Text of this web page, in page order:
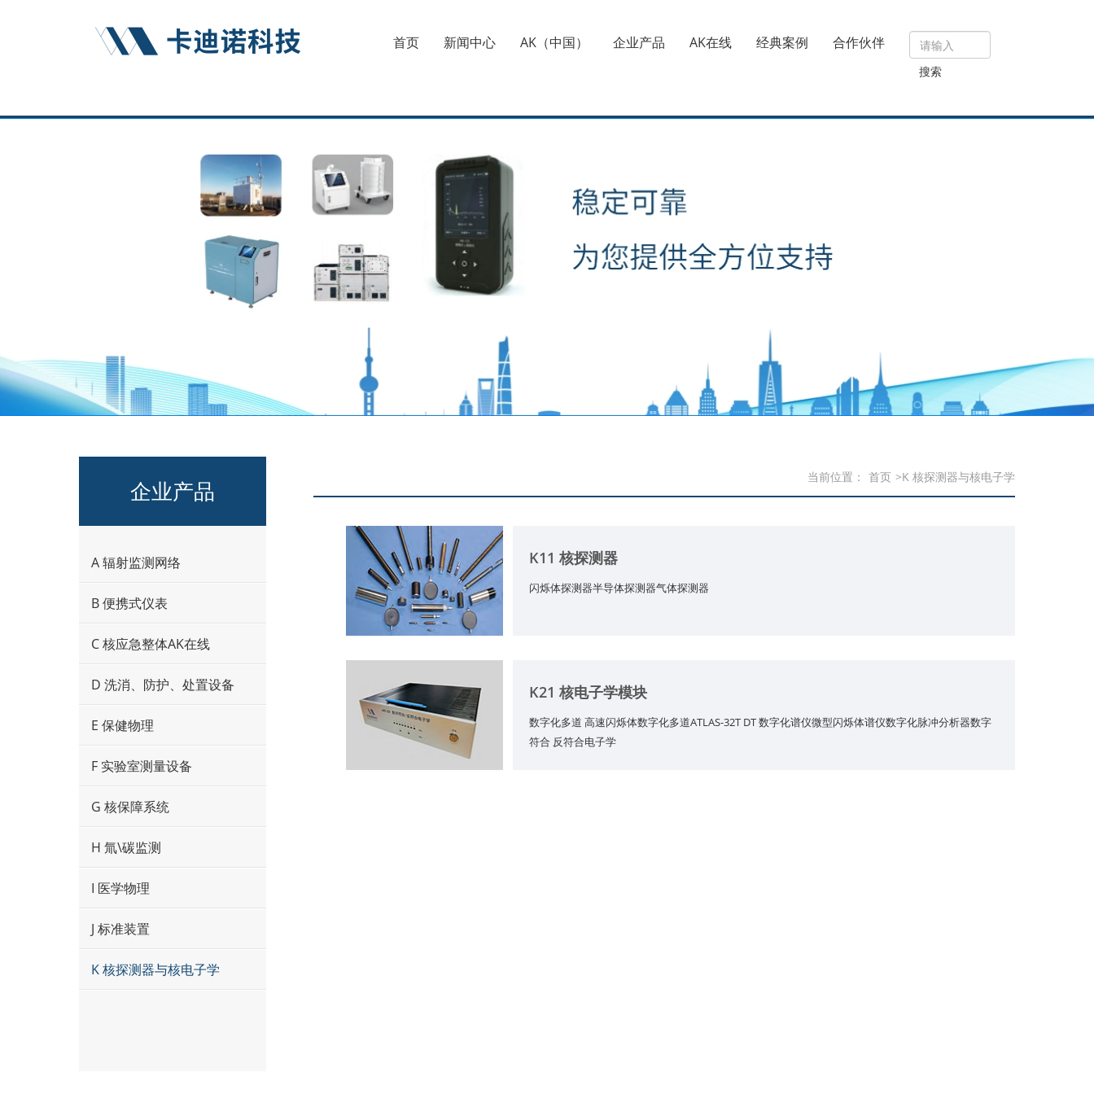
首页 新闻中心 AK（中国） 企业产品 AK在线 经典案例 合作伙伴
搜索
企业产品
A 辐射监测网络
B 便携式仪表
C 核应急整体AK在线
D 洗消、防护、处置设备
E 保健物理
F 实验室测量设备
G 核保障系统
H 氚\碳监测
I 医学物理
J 标准装置
K 核探测器与核电子学
当前位置： 首页 >K 核探测器与核电子学
K11 核探测器
闪烁体探测器半导体探测器气体探测器
K21 核电子学模块
数字化多道 高速闪烁体数字化多道ATLAS-32T DT 数字化谱仪微型闪烁体谱仪数字化脉冲分析器数字
符合 反符合电子学